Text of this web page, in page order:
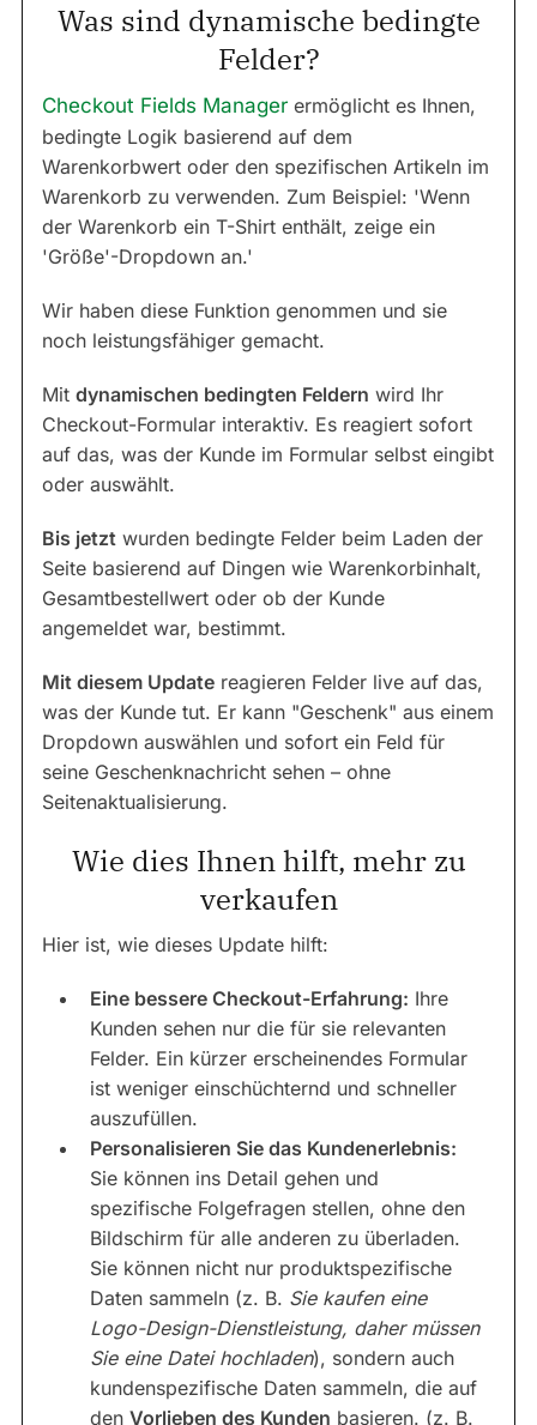
Was sind dynamische bedingte
Felder?
Checkout Fields Manager ermöglicht es Ihnen,
bedingte Logik basierend auf dem
Warenkorbwert oder den spezifischen Artikeln im
Warenkorb zu verwenden. Zum Beispiel: 'Wenn
der Warenkorb ein T-Shirt enthält, zeige ein
'Größe'-Dropdown an.'
Wir haben diese Funktion genommen und sie
noch leistungsfähiger gemacht.
Mit dynamischen bedingten Feldern wird Ihr
Checkout-Formular interaktiv. Es reagiert sofort
auf das, was der Kunde im Formular selbst eingibt
oder auswählt.
Bis jetzt wurden bedingte Felder beim Laden der
Seite basierend auf Dingen wie Warenkorbinhalt,
Gesamtbestellwert oder ob der Kunde
angemeldet war, bestimmt.
Mit diesem Update reagieren Felder live auf das,
was der Kunde tut. Er kann "Geschenk" aus einem
Dropdown auswählen und sofort ein Feld für
seine Geschenknachricht sehen – ohne
Seitenaktualisierung.
Wie dies Ihnen hilft, mehr zu
verkaufen
Hier ist, wie dieses Update hilft:
Eine bessere Checkout-Erfahrung: Ihre
Kunden sehen nur die für sie relevanten
Felder. Ein kürzer erscheinendes Formular
ist weniger einschüchternd und schneller
auszufüllen.
Personalisieren Sie das Kundenerlebnis:
Sie können ins Detail gehen und
spezifische Folgefragen stellen, ohne den
Bildschirm für alle anderen zu überladen.
Sie können nicht nur produktspezifische
Daten sammeln (z. B. Sie kaufen eine
Logo-Design-Dienstleistung, daher müssen
Sie eine Datei hochladen), sondern auch
kundenspezifische Daten sammeln, die auf
den Vorlieben des Kunden basieren. (z. B.